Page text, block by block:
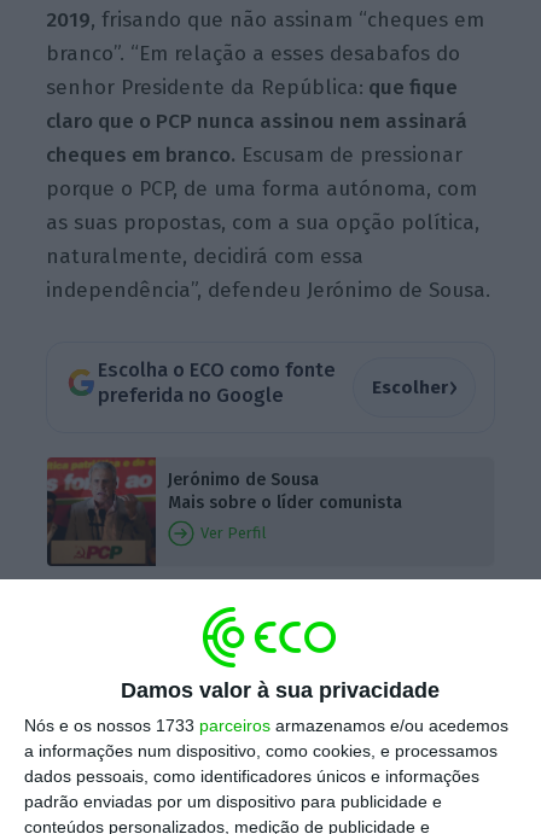
Damos valor à sua privacidade
Nós e os nossos 1733 parceiros armazenamos e/ou acedemos
a informações num dispositivo, como cookies, e processamos
dados pessoais, como identificadores únicos e informações
padrão enviadas por um dispositivo para publicidade e
conteúdos personalizados, medição de publicidade e
2019, frisando que não assinam “cheques em
branco”. “Em relação a esses desabafos do
senhor Presidente da República: que fique
claro que o PCP nunca assinou nem assinará
cheques em branco. Escusam de pressionar
porque o PCP, de uma forma autónoma, com
as suas propostas, com a sua opção política,
naturalmente, decidirá com essa
independência”, defendeu Jerónimo de Sousa.
Escolha o ECO como fonte
preferida no Google
Escolher›
Jerónimo de Sousa
Mais sobre o líder comunista
Ver Perfil
O líder comunista falava aos jornalistas em
Lisboa, junto à praça do Saldanha, onde
passava uma manifestação convocada pela
central sindical CGTP para exigir a valorização
do trabalho e dos trabalhadores e o
aumento de salários. O Presidente da
República considerou este sábado que